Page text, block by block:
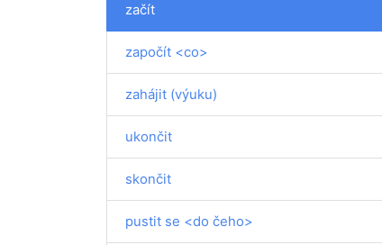
začít
započít <co>
zahájit (výuku)
ukončit
skončit
pustit se <do čeho>